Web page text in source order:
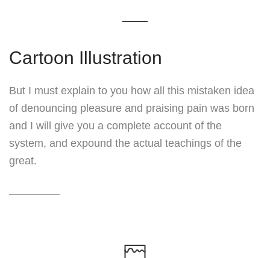
Cartoon Illustration
But I must explain to you how all this mistaken idea
of denouncing pleasure and praising pain was born
and I will give you a complete account of the
system, and expound the actual teachings of the
great.